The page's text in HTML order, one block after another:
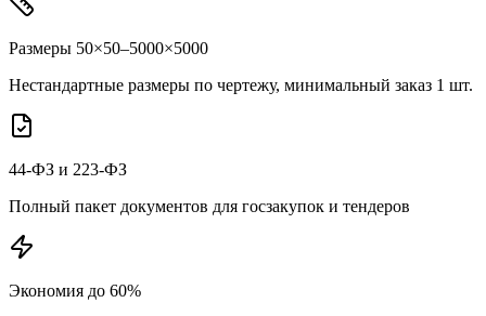
Размеры 50×50–5000×5000
Нестандартные размеры по чертежу, минимальный заказ 1 шт.
44-ФЗ и 223-ФЗ
Полный пакет документов для госзакупок и тендеров
Экономия до 60%